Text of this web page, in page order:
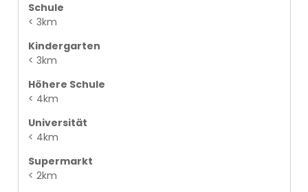
Schule
< 3km
Kindergarten
< 3km
Höhere Schule
< 4km
Universität
< 4km
Supermarkt
< 2km